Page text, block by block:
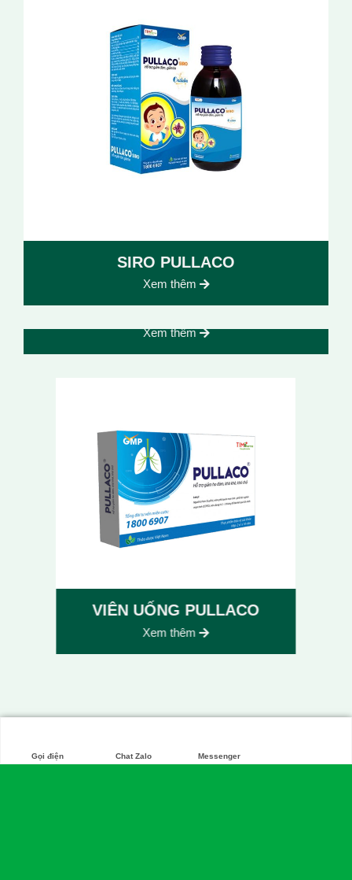
SIRO PULLACO
Xem thêm
HÀU BIỂN OB
Xem thêm
VIÊN UỐNG PULLACO
Xem thêm
Gọi điện Chat Zalo Messenger